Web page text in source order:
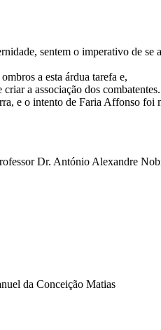
sentem o imperativo de
a esta árdua tarefa e,
a associação dos
e o intento de Faria Affonso foi
Dr. António Alexandre
da Conceição Matias